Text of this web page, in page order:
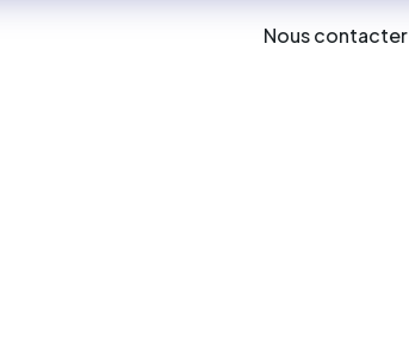
Nous contacter